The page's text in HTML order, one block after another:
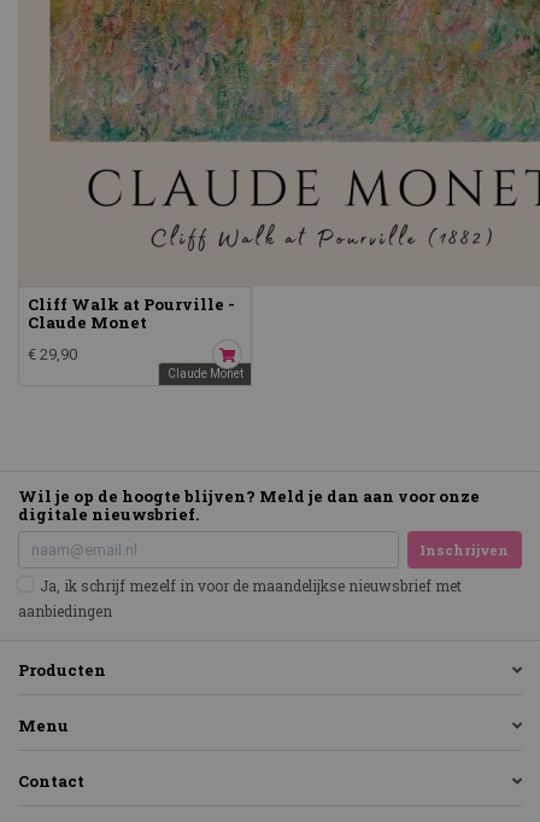
Claude Monet
Cliff Walk at Pourville -
Claude Monet
€ 29,90
Wil je op de hoogte blijven? Meld je dan aan voor onze
digitale nieuwsbrief.
Inschrijven
Ja, ik schrijf mezelf in voor de maandelijkse nieuwsbrief met
aanbiedingen
Producten
Menu
Contact